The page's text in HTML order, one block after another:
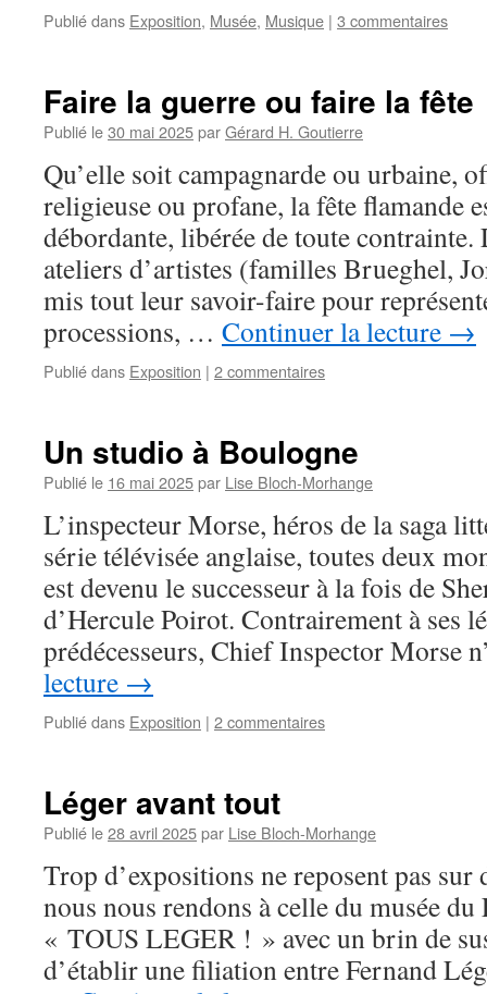
Publié dans Exposition, Musée, Musique | 3 commentaires
Faire la guerre ou faire la fête
Publié le30 mai 2025parGérard H. Goutierre
Qu’elle soit campagnarde ou urbaine,
religieuse ou profane, la fête flamande
débordante, libérée de toute contrainte.
ateliers d’artistes (familles Brueghel,
mis tout leur savoir-faire pour
processions, … Continuer la lecture →
Publié dans Exposition | 2 commentaires
Un studio à Boulogne
Publié le 16 mai 2025par Lise Bloch-Morhange
L’inspecteur Morse, héros de la saga
série télévisée anglaise, toutes deux
est devenu le successeur à la fois de
d’Hercule Poirot. Contrairement à ses
prédécesseurs, Chief Inspector Morse
lecture →
Publié dans Exposition | 2 commentaires
Léger avant tout
Publié le28 avril 2025par Lise Bloch-Morhange
Trop d’expositions ne reposent pas sur
nous nous rendons à celle du musée
« TOUS LEGER ! » avec un brin de
d’établir une filiation entre Fernand